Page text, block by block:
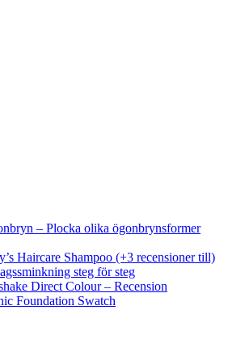
– Plocka olika ögonbrynsformer
Haircare Shampoo (+3 recensioner till)
steg för steg
Direct Colour – Recension
Foundation Swatch